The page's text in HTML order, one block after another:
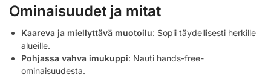
Ominaisuudet ja mitat
Kaareva ja miellyttävä muotoilu: Sopii täydellisesti herkille
alueille.
Pohjassa vahva imukuppi: Nauti hands-free-
ominaisuudesta.